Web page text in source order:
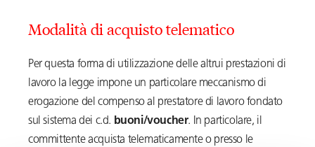
Modalità di acquisto telematico
Per questa forma di utilizzazione delle altrui prestazioni di
lavoro la legge impone un particolare meccanismo di
erogazione del compenso al prestatore di lavoro fondato
sul sistema dei c.d. buoni/voucher. In particolare, il
committente acquista telematicamente o presso le